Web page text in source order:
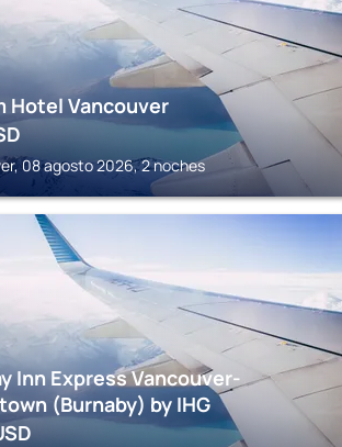
Hotel Vancouver
08 agosto 2026, 2 noches
Inn Express Vancouver-
(Burnaby) by IHG